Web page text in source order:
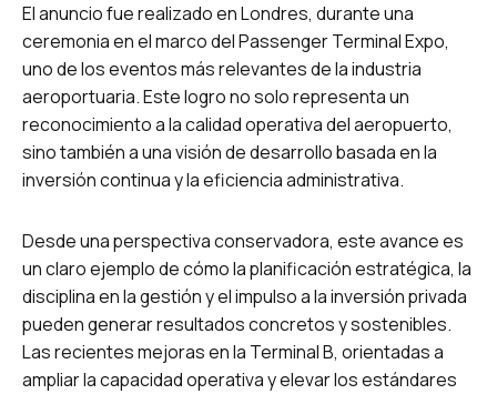
El anuncio fue realizado en Londres, durante una
ceremonia en el marco del Passenger Terminal Expo,
uno de los eventos más relevantes de la industria
aeroportuaria. Este logro no solo representa un
reconocimiento a la calidad operativa del aeropuerto,
sino también a una visión de desarrollo basada en la
inversión continua y la eficiencia administrativa.
Desde una perspectiva conservadora, este avance es
un claro ejemplo de cómo la planificación estratégica, la
disciplina en la gestión y el impulso a la inversión privada
pueden generar resultados concretos y sostenibles.
Las recientes mejoras en la Terminal B, orientadas a
ampliar la capacidad operativa y elevar los estándares